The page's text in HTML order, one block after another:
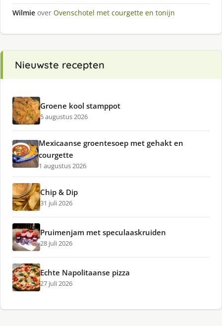
Wilmie over Ovenschotel met courgette en tonijn
Nieuwste recepten
Groene kool stamppot
5 augustus 2026
Mexicaanse groentesoep met gehakt en
courgette
1 augustus 2026
Chip & Dip
31 juli 2026
Pruimenjam met speculaaskruiden
28 juli 2026
Echte Napolitaanse pizza
27 juli 2026